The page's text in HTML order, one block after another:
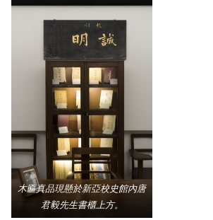
木匾真品現懸於新亞校史館內唐
君毅先生書櫃上方。